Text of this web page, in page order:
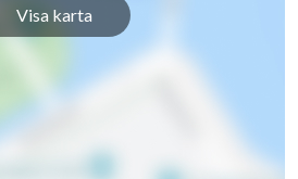
Visa karta